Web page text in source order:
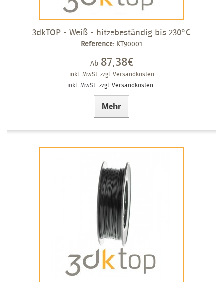
3dkTOP - Weiß - hitzebeständig bis 230°C
Reference: KT90001
Ab 87,38€
inkl. MwSt. zzgl. Versandkosten
inkl. MwSt. zzgl. Versandkosten
Mehr